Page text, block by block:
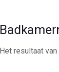
Het resultaat